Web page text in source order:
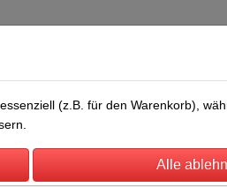
(z.B. für den Warenkorb),